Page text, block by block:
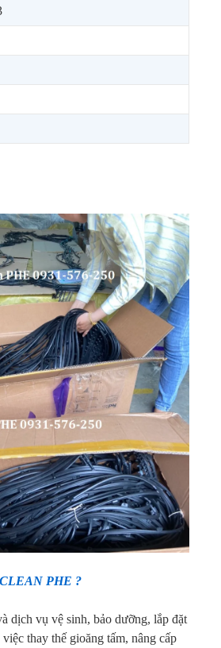
CLEAN PHE ?
dịch vụ vệ sinh, bảo dưỡng, lắp đặt
thay thế gioăng tấm, nâng cấp